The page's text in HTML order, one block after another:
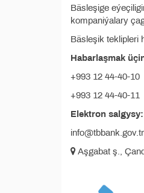
Bäsleşige
kompaniýalary
Bäsleşik teklipleri
Habarlaşmak
+993 12 44-40-10
+993 12 44-40-11
Elektron salgysy:
Aşgabat ş.,